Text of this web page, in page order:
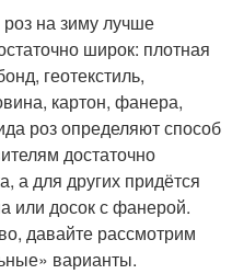
на зиму лучше
широк: плотная
геотекстиль,
картон, фанера,
роз определяют способ
достаточно
а для других придётся
или досок с фанерой.
давайте рассмотрим
варианты.